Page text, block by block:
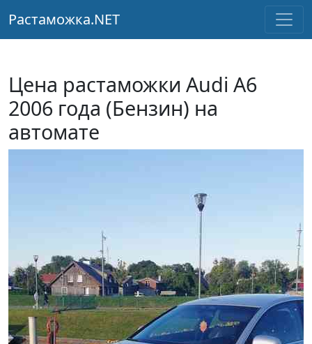
Растаможка.NET
Цена растаможки Audi A6
2006 года (Бензин) на
автомате